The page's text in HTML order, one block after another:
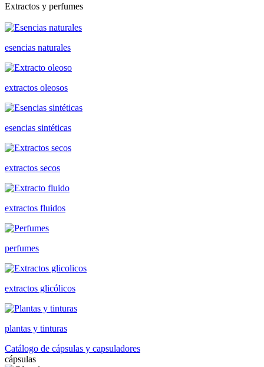
Extractos y perfumes
esencias naturales
extractos oleosos
esencias sintéticas
extractos secos
extractos fluidos
perfumes
extractos glicólicos
plantas y tinturas
Catálogo de cápsulas y capsuladores
cápsulas